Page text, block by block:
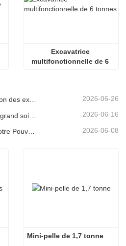
Excavatrice
multifonctionnelle de 6
Guide expert pour la sélection des excavatrices Carter (0,6 t à 60 t) pour une efficacité optimale sur le chantier 2026-06-26
2026-06-16
2026-06-08
Mini-pelle de 1,7 tonne